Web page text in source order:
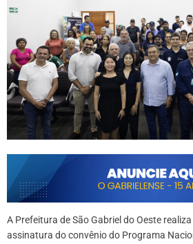
A Prefeitura de São Gabriel do Oeste
assinatura do convênio do Programa